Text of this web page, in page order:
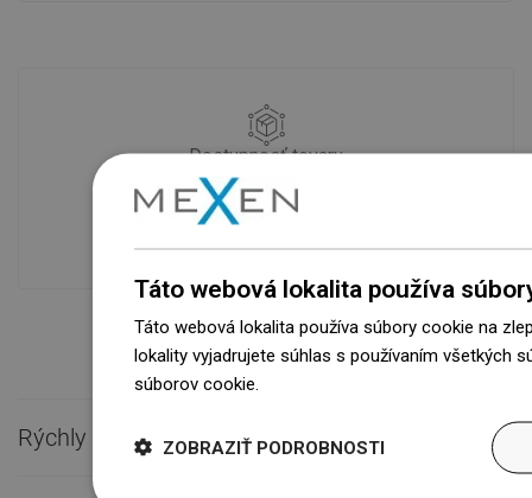
Dostupnosť tovaru
Naše výrobky na vás čakajú v
modernom sklade.Vždy pripravený na
Rýchly kontakt 
Táto webová lokalita používa
Táto webová lokalita používa súbory cookie na
lokality vyjadrujete súhlas s používaním všetkých
súborov cookie.
ZOBRAZIŤ PODROBNOSTI